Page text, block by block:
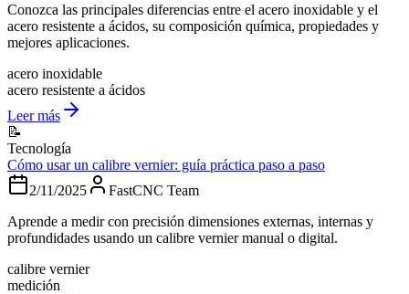
Conozca las principales diferencias entre el acero inoxidable y el
acero resistente a ácidos, su composición química, propiedades y
mejores aplicaciones.
acero inoxidable
acero resistente a ácidos
Leer más
📝
Tecnología
Cómo usar un calibre vernier: guía práctica paso a paso
2/11/2025
FastCNC Team
Aprende a medir con precisión dimensiones externas, internas y
profundidades usando un calibre vernier manual o digital.
calibre vernier
medición